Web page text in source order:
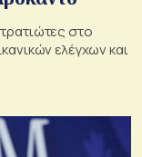
στο
ελέγχων και